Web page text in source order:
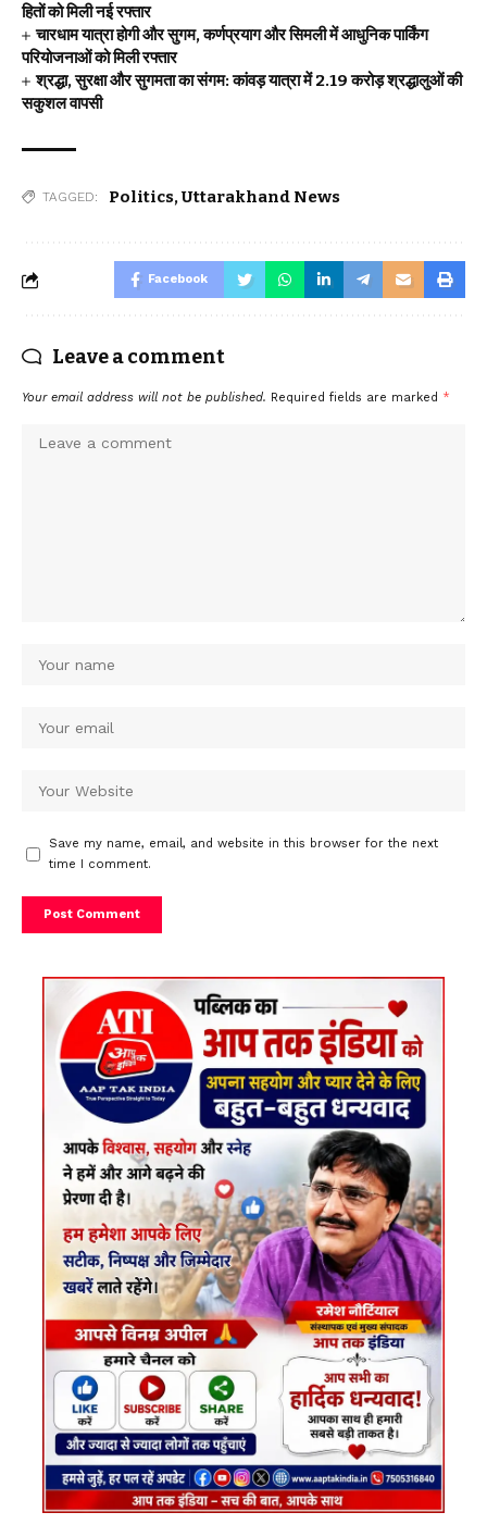
हितों को मिली नई रफ्तार
चारधाम यात्रा होगी और सुगम, कर्णप्रयाग और सिमली में आधुनिक पार्किंग
परियोजनाओं को मिली रफ्तार
श्रद्धा, सुरक्षा और सुगमता का संगम: कांवड़ यात्रा में 2.19 करोड़ श्रद्धालुओं की
सकुशल वापसी
TAGGED: Politics,Uttarakhand News
Facebook
Leave a comment
Your email address will not be published. Required fields are marked *
Save my name, email, and website in this browser for the next
time I comment.